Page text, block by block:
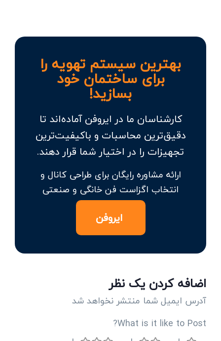
بهترین سیستم تهویه را
برای ساختمان خود
بسازید!
کارشناسان ما در ایروفن آماده‌اند تا
دقیق‌ترین محاسبات و باکیفیت‌ترین
تجهیزات را در اختیار شما قرار دهند.
ارائه مشاوره رایگان برای طراحی کانال و
انتخاب اگزاست فن خانگی و صنعتی
ایروفن
اضافه کردن یک نظر
آدرس ایمیل شما منتشر نخواهد شد
What is it like to Post?